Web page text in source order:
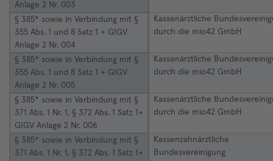
Anlage 2 Nr. 003
§ 385* sowie in Verbindung mit §
355 Abs. 1 und 8 Satz 1 + GIGV
Anlage 2 Nr. 004
Kassenärztliche
durch die mio42 GmbH
§ 385* sowie in Verbindung mit §
355 Abs. 1 und 8 Satz 1 + GIGV
Anlage 2 Nr. 005
Kassenärztliche
durch die mio42 GmbH
§ 385* sowie in Verbindung mit §
371 Abs. 1 Nr. 1, § 372 Abs. 1 Satz 1+
GIGV Anlage 2 Nr. 006
Kassenärztliche
durch die mio42 GmbH
§ 385* sowie in Verbindung mit §
371 Abs. 1 Nr. 1, § 372 Abs. 1 Satz 1+
Kassenzahnärztliche
Bundesvereinigung